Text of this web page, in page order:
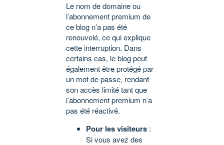
Le nom de domaine ou
l’abonnement premium de
ce blog n’a pas été
renouvelé, ce qui explique
cette interruption. Dans
certains cas, le blog peut
également être protégé par
un mot de passe, rendant
son accès limité tant que
l’abonnement premium n’a
pas été réactivé.
Pour les visiteurs :
Si vous avez des